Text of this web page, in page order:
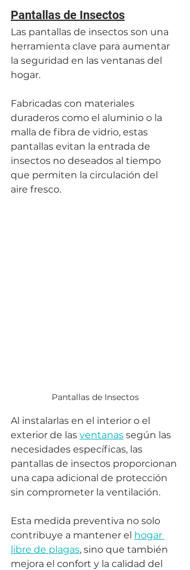
Pantallas de Insectos
Las pantallas de insectos son una
herramienta clave para aumentar
la seguridad en las ventanas del
hogar.
Fabricadas con materiales
duraderos como el aluminio o la
malla de fibra de vidrio, estas
pantallas evitan la entrada de
insectos no deseados al tiempo
que permiten la circulación del
aire fresco.
Pantallas de Insectos
Al instalarlas en el interior o el
exterior de las ventanas según las
necesidades específicas, las
pantallas de insectos proporcionan
una capa adicional de protección
sin comprometer la ventilación.
Esta medida preventiva no solo
contribuye a mantener el hogar
libre de plagas, sino que también
mejora el confort y la calidad del